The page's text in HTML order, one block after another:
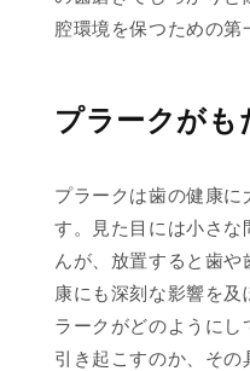
腔環境を保つための第
プラークがも
プラークは歯の健康
す。見た目には小さ
んが、放置すると歯
康にも深刻な影響を
ラークがどのように
引き起こすのか、そ